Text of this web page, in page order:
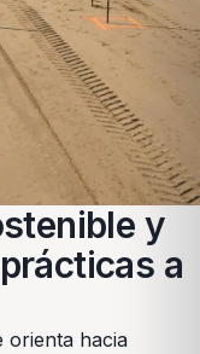
y
a
orienta hacia